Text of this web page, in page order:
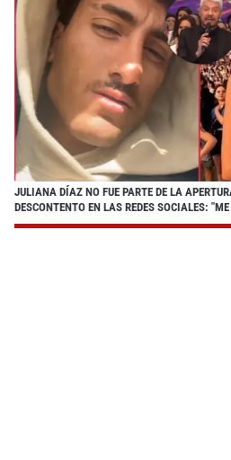
JULIANA DÍAZ NO FUE PARTE DE LA
DESCONTENTO EN LAS REDES SOCIALES: